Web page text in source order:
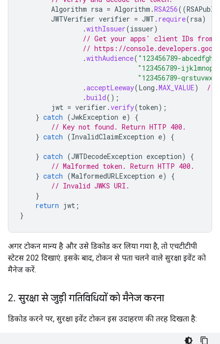
Algorithm rsa = Algorithm .RSA256((
JWTVerifier verifier = JWT . require(rsa)
.withIssuer(issuer)
// Get your apps' client IDs from
// https://
.withAudience( "123456789-
"123456789-
"123456789-
.acceptLeeway(Long .MAX_VALUE)
//
.build();
jwt = verifier .verify(token);
} catch (JwkException e)
{
// Key not found. Return HTTP 400.
} catch (InvalidClaimException e) {
} catch (JWTDecodeException exception)
{
// Malformed token. Return HTTP 400.
} catch (MalformedURLException e)
{
// Invalid JWKS URI.
}
return jwt ;
}
अगर टोकन मान्य है और उसे डिकोड कर लिया गया है, तो एचटीटीपी
स्टेटस 202 दिखाएं. इसके बाद, टोकन से पता चलने वाले सुरक्षा इवेंट को
मैनेज करें.
2. सुरक्षा से जुड़ी गतिविधियों को मैनेज करना
डिकोड करने पर, सुरक्षा इवेंट टोकन इस उदाहरण की तरह दिखता है: